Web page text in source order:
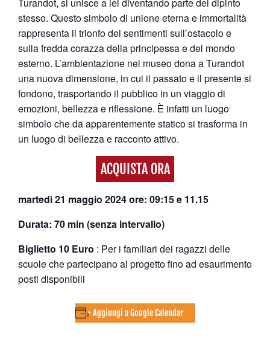
stesso. Questo simbolo di unione eterna e immortalità
rappresenta il trionfo dei sentimenti sull’ostacolo e
sulla fredda corazza della principessa e del mondo
esterno. L’ambientazione nel museo dona a Turandot
una nuova dimensione, in cui il passato e il presente si
fondono, trasportando il pubblico in un viaggio di
emozioni, bellezza e riflessione. È infatti un luogo
simbolo che da apparentemente statico si trasforma in
un luogo di bellezza e racconto attivo.
ACQUISTA ORA
martedì 21 maggio 2024 ore: 09:15 e 11.15
Durata: 70 min (senza intervallo)
Biglietto 10 Euro : Per i familiari dei ragazzi delle
scuole che partecipano al progetto fino ad esaurimento
posti disponibili
+ Aggiungi a Google Calendar